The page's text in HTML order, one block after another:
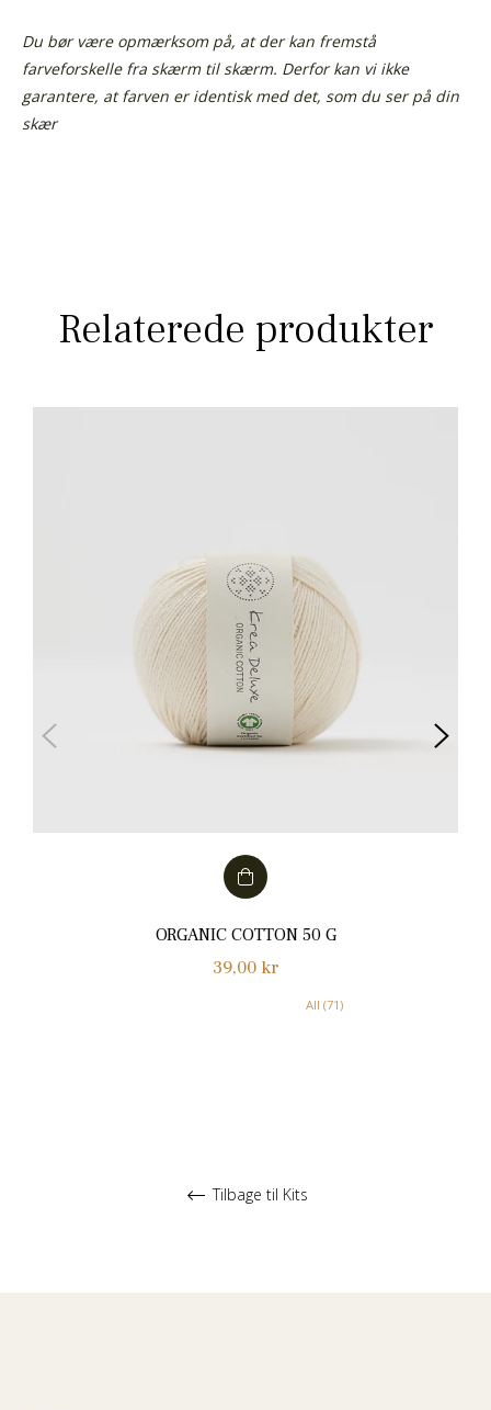
Du bør være opmærksom på, at der kan fremstå
farveforskelle fra skærm til skærm. Derfor kan vi ikke
garantere, at farven er identisk med det, som du ser på din
skær
Relaterede produkter
ORGANIC COTTON 50 G
Normalpris
39,00 kr
All (71)
Tilbage til Kits